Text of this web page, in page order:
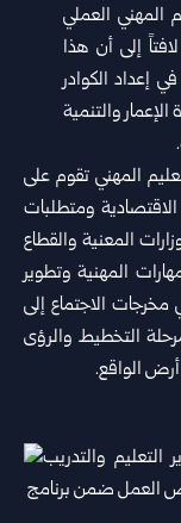
المهني العملي
إلى أن هذا
‏إعداد الكوادر
والتنمية
المهني تقوم على
‏ومتطلبات
المعنية والقطاع
المهنية وتطوير
الاجتماع إلى
التخطيط والرؤى
أرض الواقع.‏